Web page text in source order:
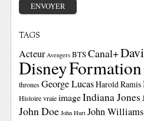
TAGS
Acteur Avengers BTSCanal+
DisneyFormation
thrones George LucasHarold Ramis
Histoire vraie imageIndiana Jones
John Doe John Hurt John Williams